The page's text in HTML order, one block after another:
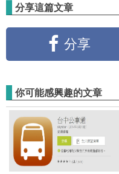
分享這篇文章
分享
你可能感興趣的文章